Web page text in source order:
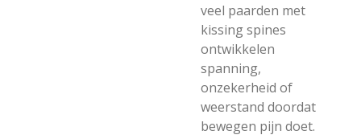
veel paarden met
kissing spines
ontwikkelen
spanning,
onzekerheid of
weerstand doordat
bewegen pijn doet.